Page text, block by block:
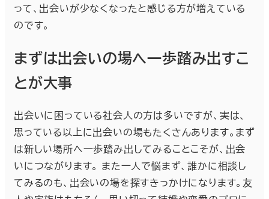
って、出会いが少なくなったと感じる方が増えている
のです。
まずは出会いの場へ一歩踏み出すこ
とが大事
出会いに困っている社会人の方は多いですが、実は、
思っている以上に出会いの場もたくさんあります。まず
は新しい場所へ一歩踏み出してみることこそが、出会
いにつながります。 また一人で悩まず、誰かに相談し
てみるのも、出会いの場を探すきっかけになります。友